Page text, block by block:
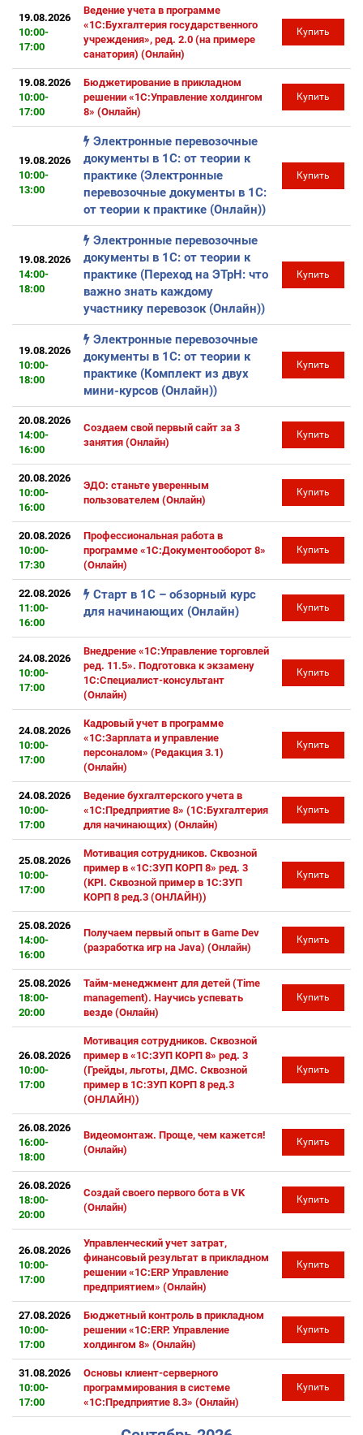
19.08.2026
10:00-
17:00
Ведение учета в программе
«1С:Бухгалтерия государственного
учреждения», ред. 2.0 (на примере
санатория) (Онлайн)
Купить
19.08.2026
10:00-
17:00
Бюджетирование в прикладном
решении «1С:Управление холдингом
8» (Онлайн)
Купить
19.08.2026
10:00-
13:00
Электронные перевозочные
документы в 1С: от теории к
практике (Электронные
перевозочные документы в 1С:
от теории к практике (Онлайн))
Купить
19.08.2026
14:00-
18:00
Электронные перевозочные
документы в 1С: от теории к
практике (Переход на ЭТрН: что
важно знать каждому
участнику перевозок (Онлайн))
Купить
19.08.2026
10:00-
18:00
Электронные перевозочные
документы в 1С: от теории к
практике (Комплект из двух
мини-курсов (Онлайн))
Купить
20.08.2026
14:00-
16:00
Создаем свой первый сайт за 3
занятия (Онлайн)
Купить
20.08.2026
10:00-
16:00
ЭДО: станьте уверенным
пользователем (Онлайн)
Купить
20.08.2026
10:00-
17:30
Профессиональная работа в
программе «1С:Документооборот 8»
(Онлайн)
Купить
22.08.2026
11:00-
16:00
Старт в 1С – обзорный курс
для начинающих (Онлайн)
Купить
24.08.2026
10:00-
17:00
Внедрение «1С:Управление торговлей
ред. 11.5». Подготовка к экзамену
1С:Специалист-консультант
(Онлайн)
Купить
24.08.2026
10:00-
17:00
Кадровый учет в программе
«1С:Зарплата и управление
персоналом» (Редакция 3.1)
(Онлайн)
Купить
24.08.2026
10:00-
17:00
Ведение бухгалтерского учета в
«1С:Предприятие 8» (1С:Бухгалтерия
для начинающих) (Онлайн)
Купить
25.08.2026
10:00-
17:00
Мотивация сотрудников. Сквозной
пример в «1С:ЗУП КОРП 8» ред. 3
(KPI. Сквозной пример в 1С:ЗУП
КОРП 8 ред.3 (ОНЛАЙН))
Купить
25.08.2026
14:00-
16:00
Получаем первый опыт в Game Dev
(разработка игр на Java) (Онлайн)
Купить
25.08.2026
18:00-
20:00
Тайм-менеджмент для детей (Time
management). Научись успевать
везде (Онлайн)
Купить
26.08.2026
10:00-
17:00
Мотивация сотрудников. Сквозной
пример в «1С:ЗУП КОРП 8» ред. 3
(Грейды, льготы, ДМС. Сквозной
пример в 1С:ЗУП КОРП 8 ред.3
(ОНЛАЙН))
Купить
26.08.2026
16:00-
18:00
Видеомонтаж. Проще, чем кажется!
(Онлайн)
Купить
26.08.2026
18:00-
20:00
Создай своего первого бота в VK
(Онлайн)
Купить
26.08.2026
10:00-
17:00
Управленческий учет затрат,
финансовый результат в прикладном
решении «1С:ERP Управление
предприятием» (Онлайн)
Купить
27.08.2026
10:00-
17:00
Бюджетный контроль в прикладном
решении «1С:ERP. Управление
холдингом 8» (Онлайн)
Купить
31.08.2026
10:00-
17:00
Основы клиент-серверного
программирования в системе
«1С:Предприятие 8.3» (Онлайн)
Купить